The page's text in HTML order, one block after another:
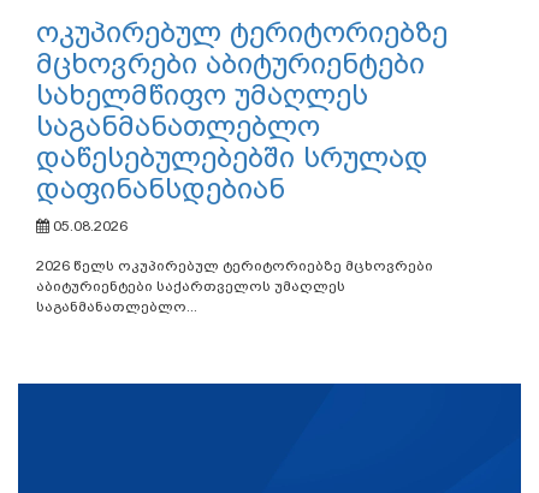
ოკუპირებულ ტერიტორიებზე
მცხოვრები აბიტურიენტები
სახელმწიფო უმაღლეს
საგანმანათლებლო
დაწესებულებებში სრულად
დაფინანსდებიან
05.08.2026
2026 წელს ოკუპირებულ ტერიტორიებზე მცხოვრები
აბიტურიენტები საქართველოს უმაღლეს
საგანმანათლებლო...